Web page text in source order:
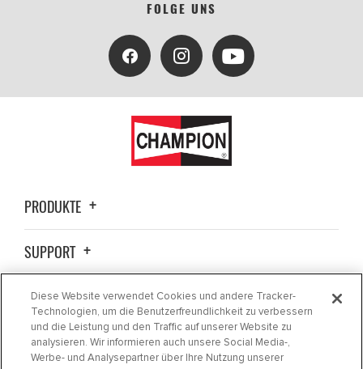
FOLGE UNS
PRODUKTE
SUPPORT
ALLGEMEINE INFORMATIONEN
KONTAKTIEREN SIE UNS
Diese Website verwendet Cookies und andere Tracker-
Technologien, um die Benutzerfreundlichkeit zu verbessern
und die Leistung und den Traffic auf unserer Website zu
analysieren. Wir informieren auch unsere Social Media-,
Werbe- und Analysepartner über Ihre Nutzung unserer